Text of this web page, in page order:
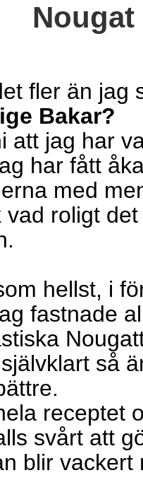
fler än jag
Bakar?
att jag har
har fått
med
vad roligt
hellst, i
fastnade
så
receptet
svårt att
blir vackert